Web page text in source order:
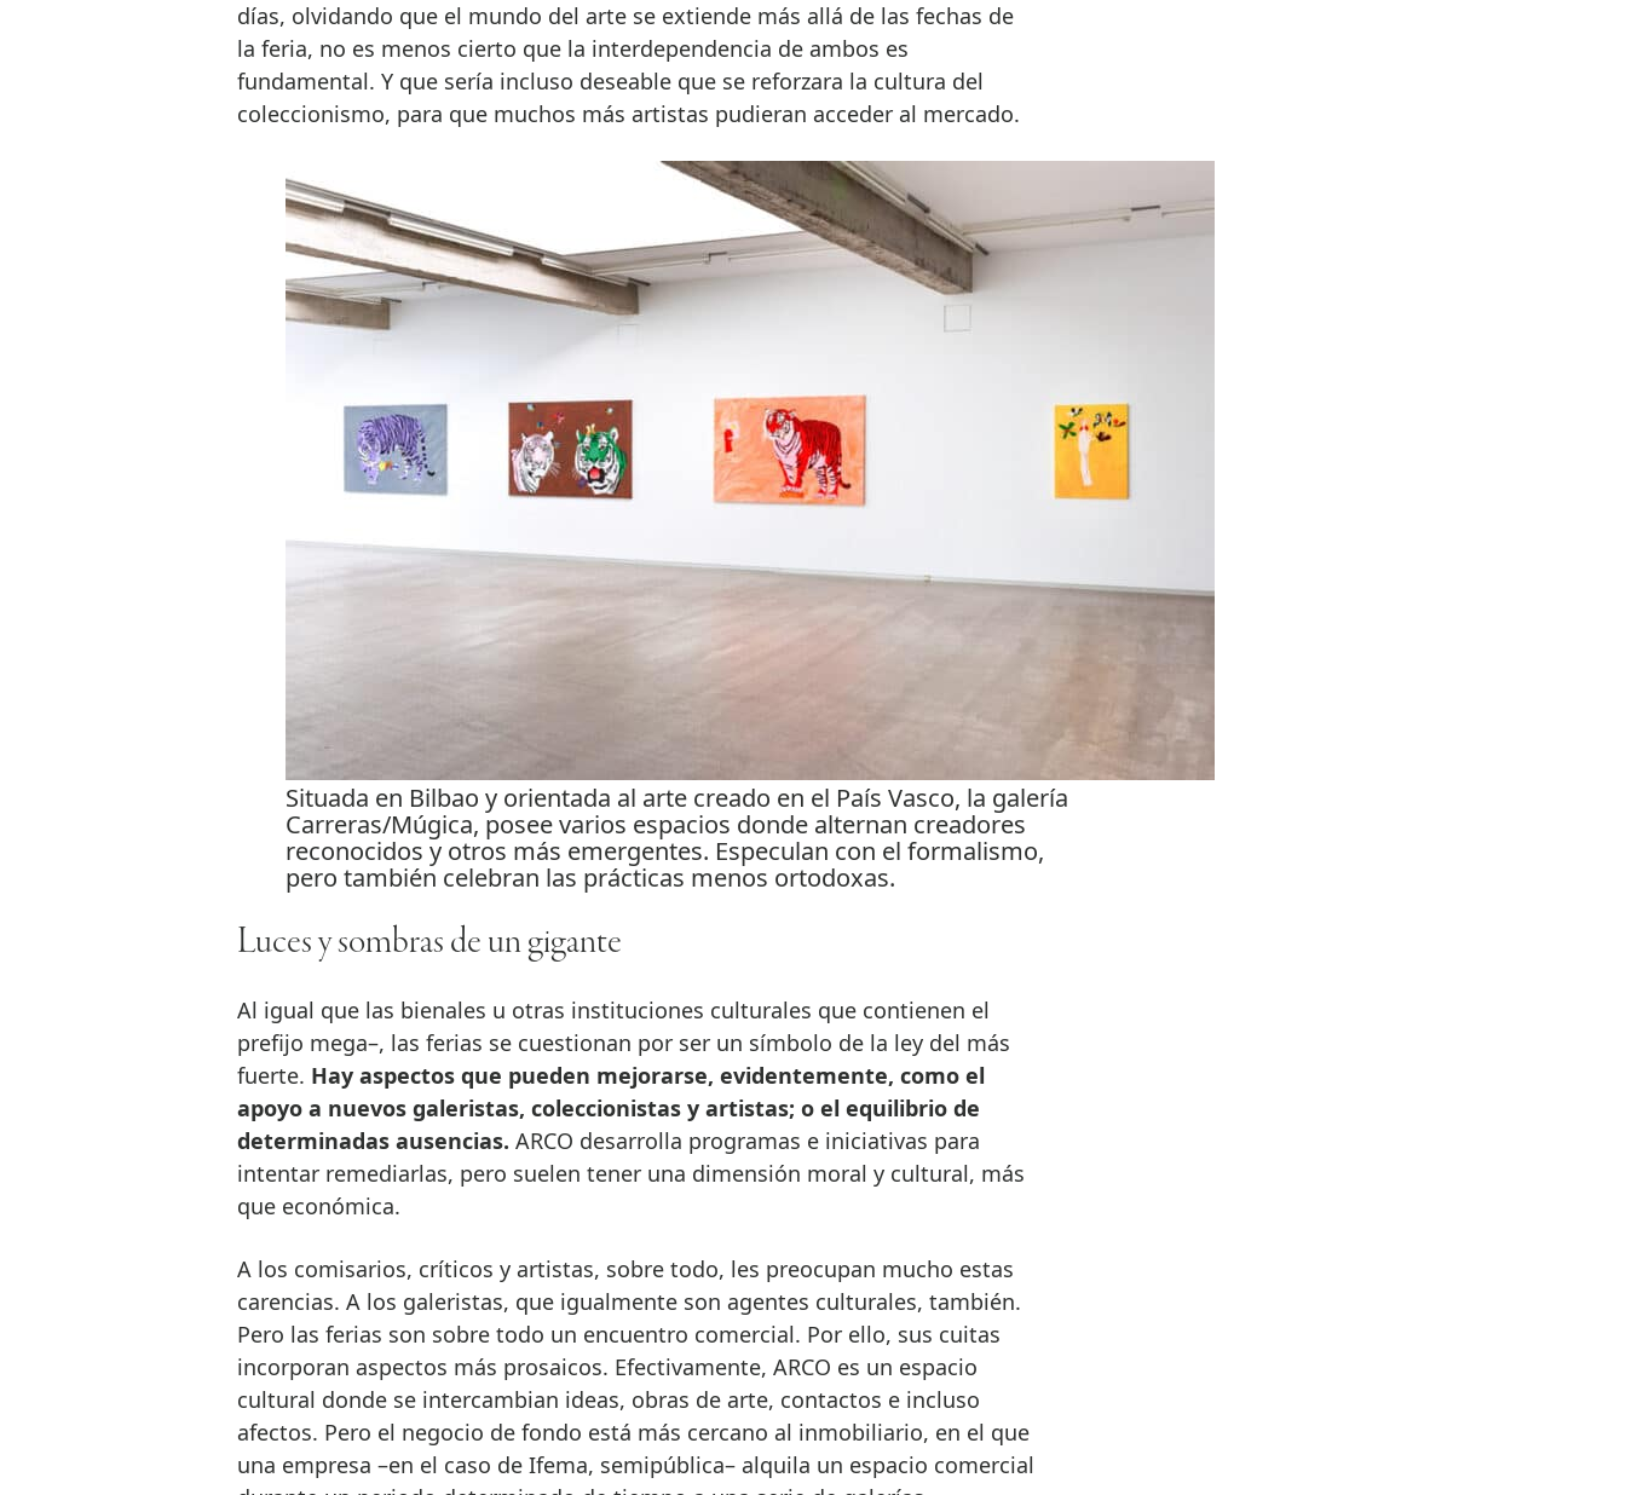
días, olvidando que el mundo del arte se extiende más allá de las fechas de
la feria, no es menos cierto que la interdependencia de ambos es
fundamental. Y que sería incluso deseable que se reforzara la cultura del
coleccionismo, para que muchos más artistas pudieran acceder al mercado.
Situada en Bilbao y orientada al arte creado en el País Vasco, la galería
Carreras/Múgica, posee varios espacios donde alternan creadores
reconocidos y otros más emergentes. Especulan con el formalismo,
pero también celebran las prácticas menos ortodoxas.
Luces y sombras de un gigante
Al igual que las bienales u otras instituciones culturales que contienen el
prefijo mega–, las ferias se cuestionan por ser un símbolo de la ley del más
fuerte. Hay aspectos que pueden mejorarse, evidentemente, como el
apoyo a nuevos galeristas, coleccionistas y artistas; o el equilibrio de
determinadas ausencias. ARCO desarrolla programas e iniciativas para
intentar remediarlas, pero suelen tener una dimensión moral y cultural, más
que económica.
A los comisarios, críticos y artistas, sobre todo, les preocupan mucho estas
carencias. A los galeristas, que igualmente son agentes culturales, también.
Pero las ferias son sobre todo un encuentro comercial. Por ello, sus cuitas
incorporan aspectos más prosaicos. Efectivamente, ARCO es un espacio
cultural donde se intercambian ideas, obras de arte, contactos e incluso
afectos. Pero el negocio de fondo está más cercano al inmobiliario, en el que
una empresa –en el caso de Ifema, semipública– alquila un espacio comercial